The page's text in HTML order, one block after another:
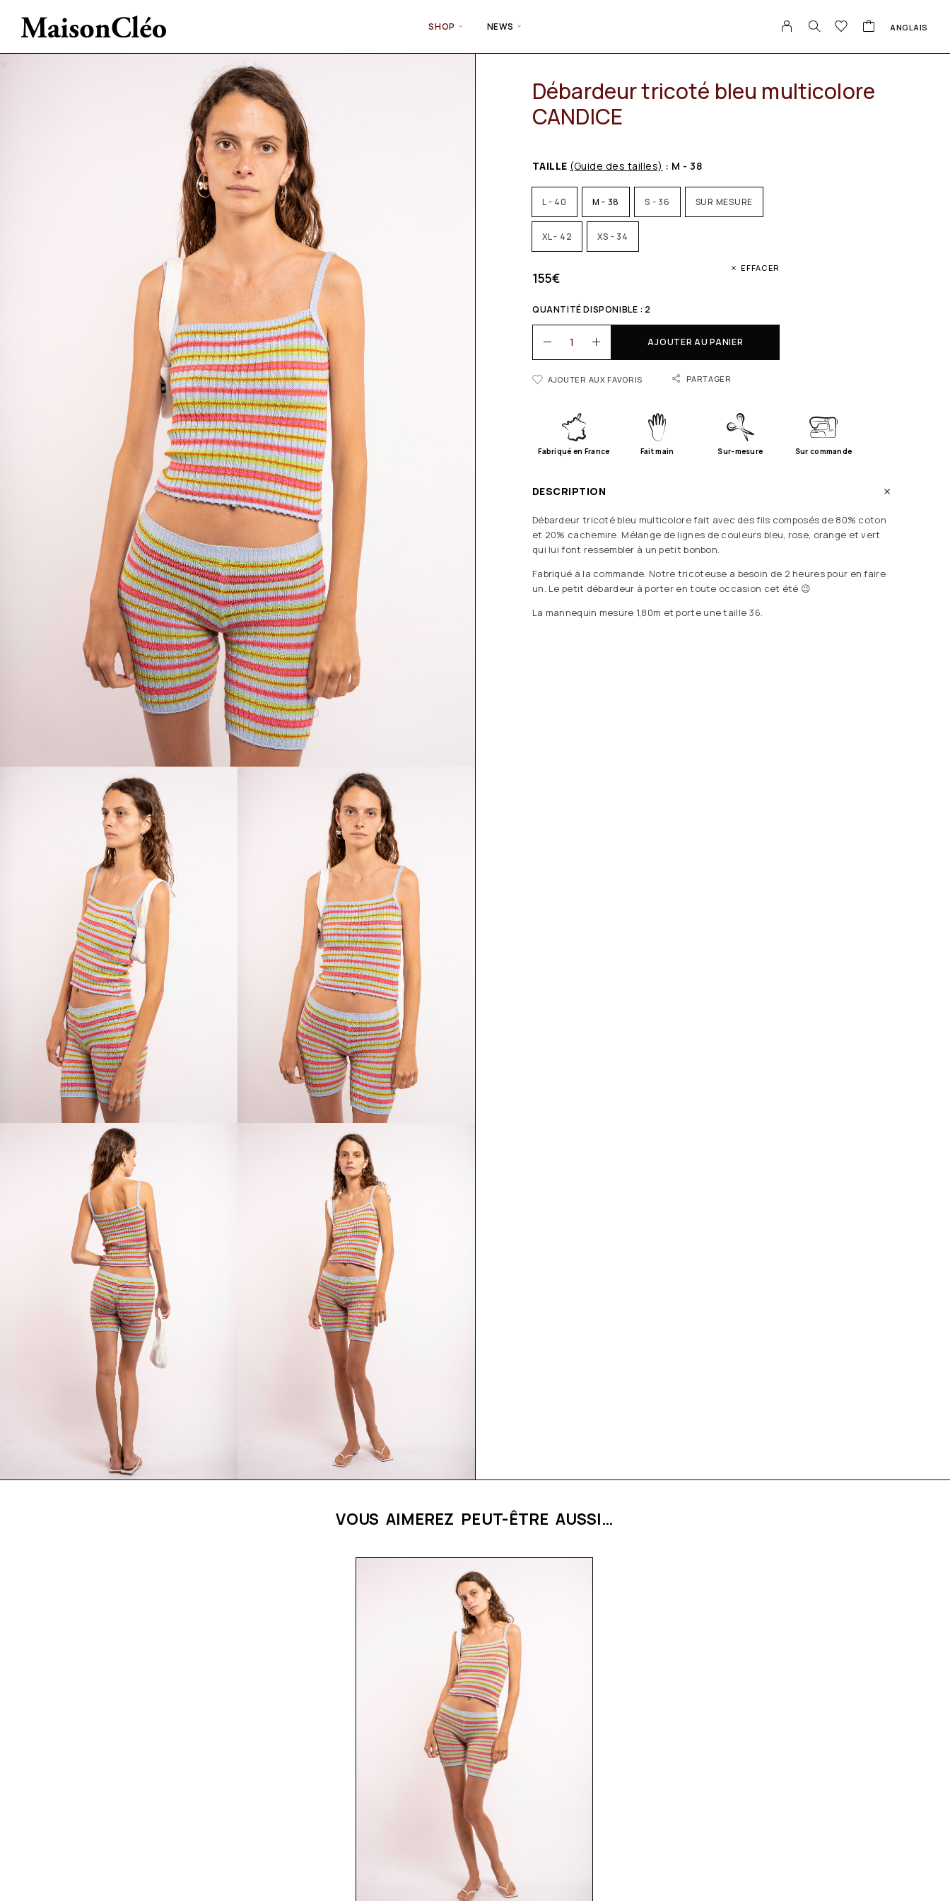
SHOP NEWS ANGLAIS
Débardeur tricoté bleu multicolore
CANDICE
TAILLE (Guide des tailles) : M - 38
L - 40 M - 38 S - 36 SUR MESURE
XL - 42 XS - 34
EFFACER
155€
QUANTITÉ DISPONIBLE : 2
AJOUTER AU PANIER
AJOUTER AUX FAVORIS PARTAGER
Fabriqué en France Fait main Sur-mesure Sur commande
DESCRIPTION
Débardeur tricoté bleu multicolore fait avec des fils composés de 80% coton
et 20% cachemire. Mélange de lignes de couleurs bleu, rose, orange et vert
qui lui font ressembler à un petit bonbon.
Fabriqué à la commande. Notre tricoteuse a besoin de 2 heures pour en faire
un. Le petit débardeur à porter en toute occasion cet été 😉
La mannequin mesure 1,80m et porte une taille 36.
VOUS AIMEREZ PEUT-ÊTRE AUSSI…